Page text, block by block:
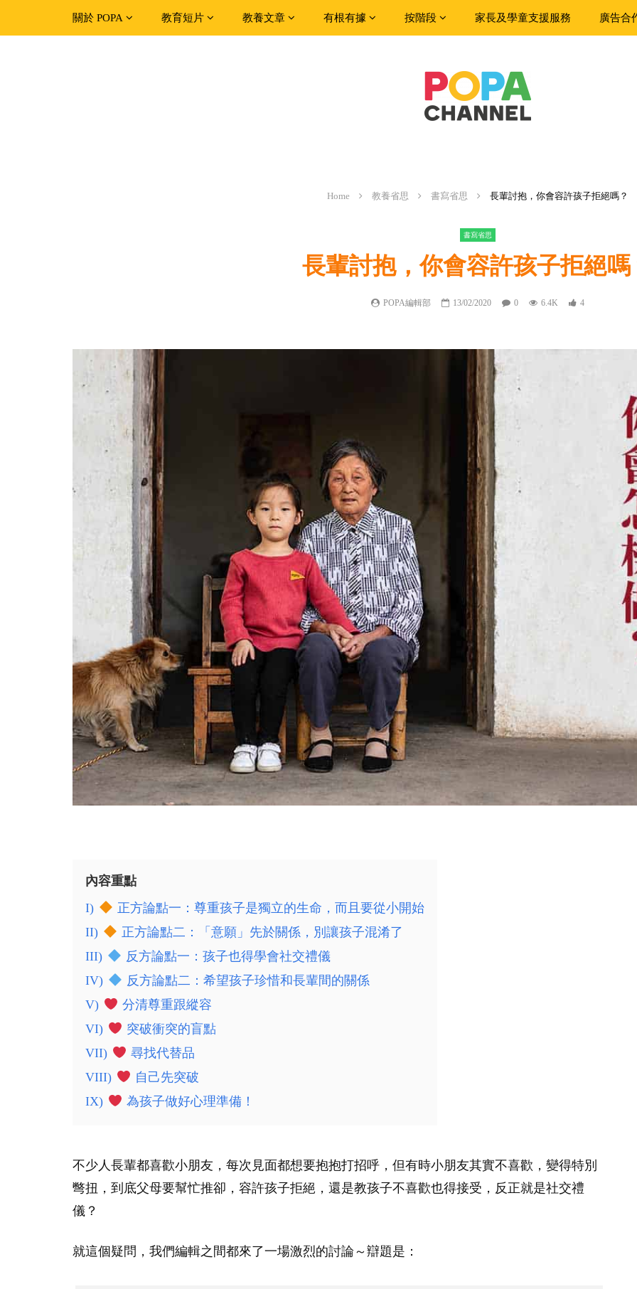
關於 POPA 教育短片 教養文章 有根有據 按階段 家長及學童支援服務 廣告合
Home 教養省思 書寫省思 長輩討抱，你會容許孩子拒絕嗎？
書寫省思
長輩討抱，你會容許孩子拒絕嗎
POPA編輯部 13/02/2020 0 6.4K 4
內容重點
I)
正方論點一：尊重孩子是獨立的生命，而且要從小開始
II)
正方論點二：「意願」先於關係，別讓孩子混淆了
III)
反方論點一：孩子也得學會社交禮儀
IV)
反方論點二：希望孩子珍惜和長輩間的關係
V)
分清尊重跟縱容
VI)
突破衝突的盲點
VII)
尋找代替品
VIII)
自己先突破
IX)
為孩子做好心理準備！
不少人長輩都喜歡小朋友，每次見面都想要抱抱打招呼，但有時小朋友其實不喜歡，變得特別
彆扭，到底父母要幫忙推卻，容許孩子拒絕，還是教孩子不喜歡也得接受，反正就是社交禮
儀？
就這個疑問，我們編輯之間都來了一場激烈的討論～辯題是：